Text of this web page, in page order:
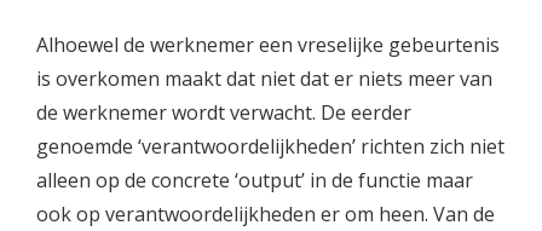
Alhoewel de werknemer een vreselijke gebeurtenis
is overkomen maakt dat niet dat er niets meer van
de werknemer wordt verwacht. De eerder
genoemde ‘verantwoordelijkheden’ richten zich niet
alleen op de concrete ‘output’ in de functie maar
ook op verantwoordelijkheden er om heen. Van de